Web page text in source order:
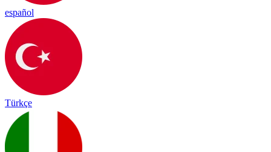
español
Türkçe